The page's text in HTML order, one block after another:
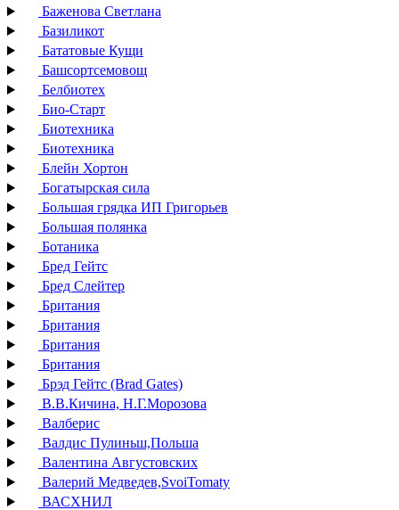
Баженова Светлана
Базиликот
Бататовые Кущи
Башсортсемовощ
Белбиотех
Био-Старт
Биотехника
Биотехника
Блейн Хортон
Богатырская сила
Большая грядка ИП Григорьев
Большая полянка
Ботаника
Бред Гейтс
Бред Слейтер
Британия
Британия
Британия
Британия
Брэд Гейтс (Brad Gates)
В.В.Кичина, Н.Г.Морозова
Валберис
Валдис Пулиньш,Польша
Валентина Августовских
Валерий Медведев,SvoiTomaty
ВАСХНИЛ